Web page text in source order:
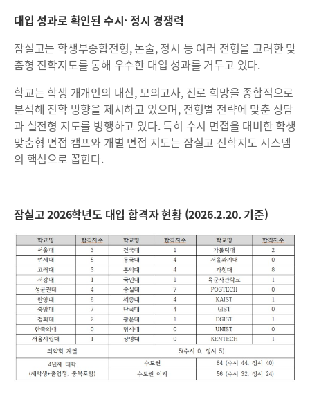
대입 성과로 확인된 수시· 정시 경쟁력
잠실고는 학생부종합전형, 논술, 정시 등 여러 전형을 고려한 맞
춤형 진학지도를 통해 우수한 대입 성과를 거두고 있다.
학교는 학생 개개인의 내신, 모의고사, 진로 희망을 종합적으로
분석해 진학 방향을 제시하고 있으며, 전형별 전략에 맞춘 상담
과 실전형 지도를 병행하고 있다. 특히 수시 면접을 대비한 학생
맞춤형 면접 캠프와 개별 면접 지도는 잠실고 진학지도 시스템
의 핵심으로 꼽힌다.
잠실고 2026학년도 대입 합격자 현황 (2026.2.20. 기준)